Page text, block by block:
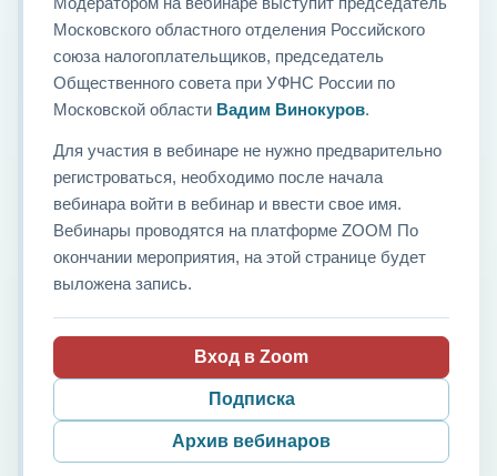
Московского областного отделения Российского
союза налогоплательщиков, председатель
Общественного совета при УФНС России по
Московской области Вадим Винокуров.
Для участия в вебинаре не нужно предварительно
регистроваться, необходимо после начала
вебинара войти в вебинар и ввести свое имя.
Вебинары проводятся на платформе ZOOM По
окончании мероприятия, на этой странице будет
выложена запись.
Вход в Zoom
Подписка
Архив вебинаров